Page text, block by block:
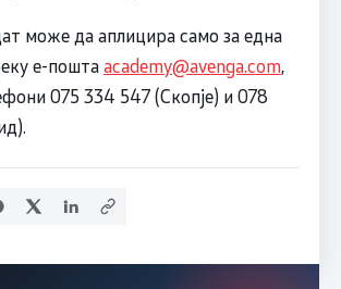
може да аплицира само за една
е-поштаacademy@avenga.com,
075 334 547 (Скопје) и 078